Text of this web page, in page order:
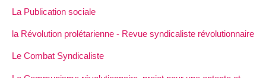
La Publication sociale
la Révolution prolétarienne - Revue syndicaliste révolutionnaire
Le Combat Syndicaliste